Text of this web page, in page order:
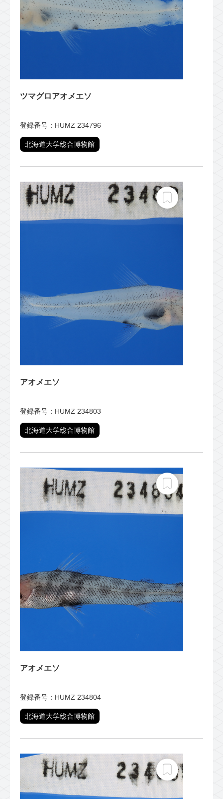
ツマグロアオメエソ
登録番号：HUMZ 234796
北海道大学総合博物館
アオメエソ
登録番号：HUMZ 234803
北海道大学総合博物館
アオメエソ
登録番号：HUMZ 234804
北海道大学総合博物館